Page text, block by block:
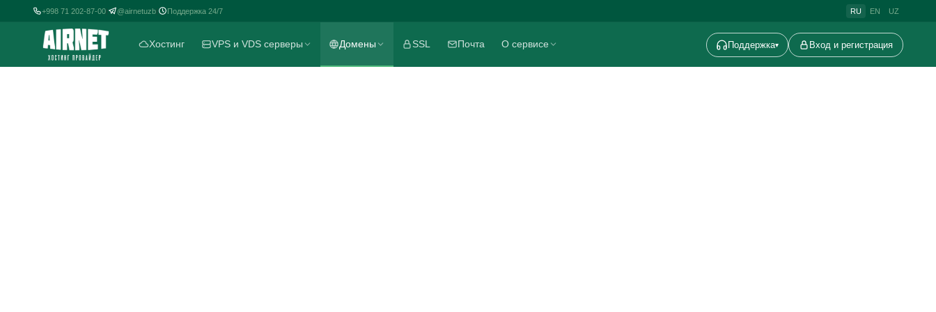
+998 71 202-87-00| @airnetuzb| Поддержка 24/7 RU EN UZ
Хостинг VPS и VDS серверы Домены SSL Почта О сервисе Поддержка▾ Вход и регистрация